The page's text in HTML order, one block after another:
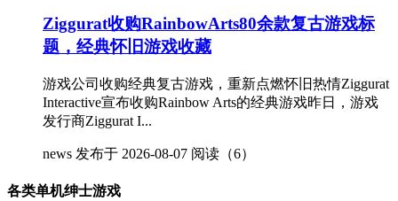
Ziggurat收购RainbowArts80余款复古游戏标
题，经典怀旧游戏收藏
游戏公司收购经典复古游戏，重新点燃怀旧热情Ziggurat
Interactive宣布收购Rainbow Arts的经典游戏昨日，游戏
发行商Ziggurat I...
news 发布于 2026-08-07 阅读（6）
各类单机绅士游戏